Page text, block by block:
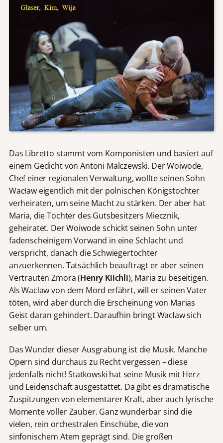
Das Libretto stammt vom Komponisten und basiert auf
einem Gedicht von Antoni Malczewski. Der Woiwode,
Chef einer regionalen Verwaltung, wollte seinen Sohn
Wacƚaw eigentlich mit der polnischen Königstochter
verheiraten, um seine Macht zu stärken. Der aber hat
Maria, die Tochter des Gutsbesitzers Miecznik,
geheiratet. Der Woiwode schickt seinen Sohn unter
fadenscheinigem Vorwand in eine Schlacht und
verspricht, danach die Schwiegertochter
anzuerkennen. Tatsächlich beauftragt er aber seinen
Vertrauten Zmora (Henry Kiichli), Maria zu beseitigen.
Als Wacƚaw von dem Mord erfährt, will er seinen Vater
töten, wird aber durch die Erscheinung von Marias
Geist daran gehindert. Daraufhin bringt Wacƚaw sich
selber um.
Das Wunder dieser Ausgrabung ist die Musik. Manche
Opern sind durchaus zu Recht vergessen – diese
jedenfalls nicht! Statkowski hat seine Musik mit Herz
und Leidenschaft ausgestattet. Da gibt es dramatische
Zuspitzungen von elementarer Kraft, aber auch lyrische
Momente voller Zauber. Ganz wunderbar sind die
vielen, rein orchestralen Einschübe, die von
sinfonischem Atem geprägt sind. Die großen